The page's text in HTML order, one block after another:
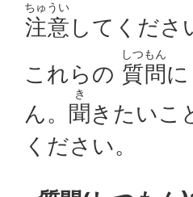
注意
ちゅうい
してくださ
これらの 質問
しつもん
に
ん。 聞
き
きたいこ
ください。